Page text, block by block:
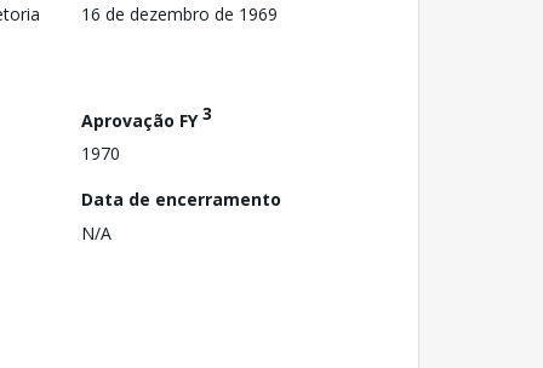
16 de dezembro de 1969
Aprovação FY3
1970
Data de encerramento
N/A